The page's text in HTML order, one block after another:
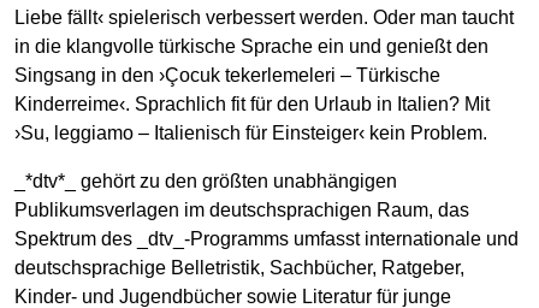
Liebe fällt‹ spielerisch verbessert werden. Oder man taucht
in die klangvolle türkische Sprache ein und genießt den
Singsang in den ›Çocuk tekerlemeleri – Türkische
Kinderreime‹. Sprachlich fit für den Urlaub in Italien? Mit
›Su, leggiamo – Italienisch für Einsteiger‹ kein Problem.
_*dtv*_ gehört zu den größten unabhängigen
Publikumsverlagen im deutschsprachigen Raum, das
Spektrum des _dtv_-Programms umfasst internationale und
deutschsprachige Belletristik, Sachbücher, Ratgeber,
Kinder- und Jugendbücher sowie Literatur für junge